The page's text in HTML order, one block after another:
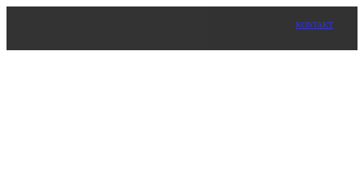
KONTAKT